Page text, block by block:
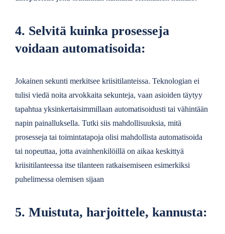
4. Selvitä kuinka prosesseja
voidaan automatisoida:
Jokainen sekunti merkitsee kriisitilanteissa. Teknologian ei
tulisi viedä noita arvokkaita sekunteja, vaan asioiden täytyy
tapahtua yksinkertaisimmillaan automatisoidusti tai vähintään
napin painalluksella. Tutki siis mahdollisuuksia, mitä
prosesseja tai toimintatapoja olisi mahdollista automatisoida
tai nopeuttaa, jotta avainhenkilöillä on aikaa keskittyä
kriisitilanteessa itse tilanteen ratkaisemiseen esimerkiksi
puhelimessa olemisen sijaan
5. Muistuta, harjoittele, kannusta: